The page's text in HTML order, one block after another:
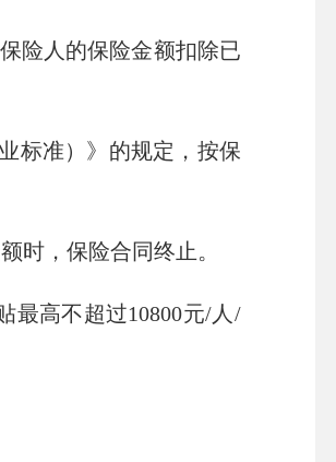
险人的保险金额扣除已
标准）》的规定，按保
时，保险合同终止。
高不超过10800元/人/